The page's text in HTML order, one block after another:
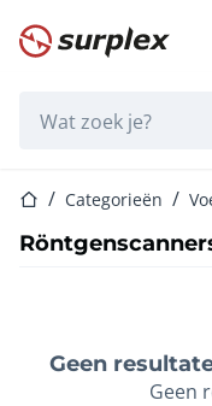
Startpagina
StartpaginaCategorieën
Geen
Geen